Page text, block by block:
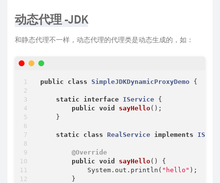
动态代理 -JDK
和静态代理不一样，动态代理的代理类是动态生成的，如：
public class SimpleJDKDynamicProxyDemo {
static interface IService {
public void sayHello() ;
    }
static class RealService implements
@Override
public void sayHello()
{
            System.out.println(
"hello" );
        }